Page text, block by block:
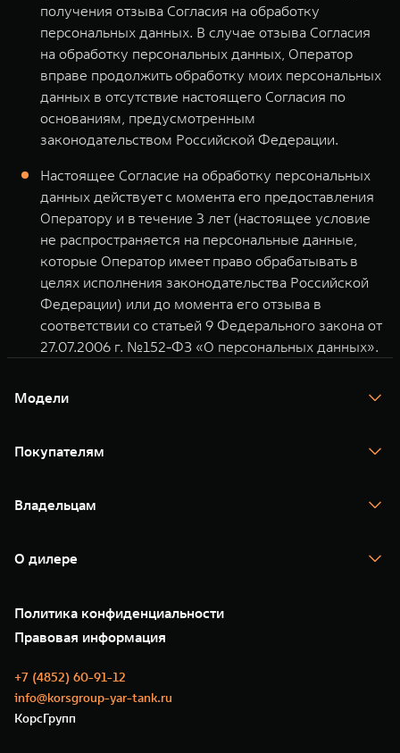
получения отзыва Согласия на обработку
персональных данных. В случае отзыва Согласия
на обработку персональных данных, Оператор
вправе продолжить обработку моих персональных
данных в отсутствие настоящего Согласия по
основаниям, предусмотренным
законодательством Российской Федерации.
Настоящее Согласие на обработку персональных
данных действует с момента его предоставления
Оператору и в течение 3 лет (настоящее условие
не распространяется на персональные данные,
которые Оператор имеет право обрабатывать в
целях исполнения законодательства Российской
Федерации) или до момента его отзыва в
соответствии со статьей 9 Федерального закона от
27.07.2006 г. №152-ФЗ «О персональных данных».
Модели
TANK 400
TANK 500
Покупателям
Тест-драйв
TANK Финансы
Корпоративным клиентам
Зарядные станции
Владельцам
Помощь на дороге
Новые цифровые сервисы TANK
Сервис
Нулевое ТО
Моторные масла
О дилере
35 лет GWM
GWM ТЕХ ДЕНЬ
Новости
Политика конфиденциальности
Правовая информация
+7 (4852) 60-91-12
info@korsgroup-yar-tank.ru
КорсГрупп